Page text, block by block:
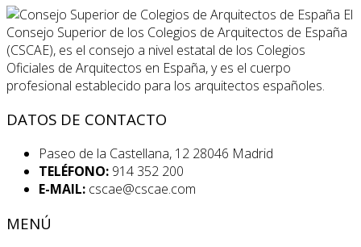
El
Consejo Superior de los Colegios de Arquitectos de España
(CSCAE), es el consejo a nivel estatal de los Colegios
Oficiales de Arquitectos en España, y es el cuerpo
profesional establecido para los arquitectos españoles.
DATOS DE CONTACTO
Paseo de la Castellana, 12 28046 Madrid
TELÉFONO: 914 352 200
E-MAIL: cscae@cscae.com
MENÚ